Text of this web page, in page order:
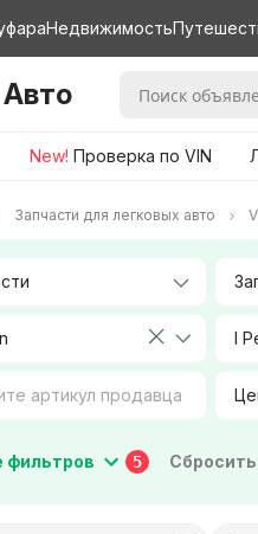
Недвижимость
Авто
New! Проверка по VIN
Запчасти для легковых авто
передач
фильтров 5